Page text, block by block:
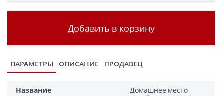
Добавить в корзину
ПАРАМЕТРЫ ОПИСАНИЕ ПРОДАВЕЦ
Название
Домашнее место